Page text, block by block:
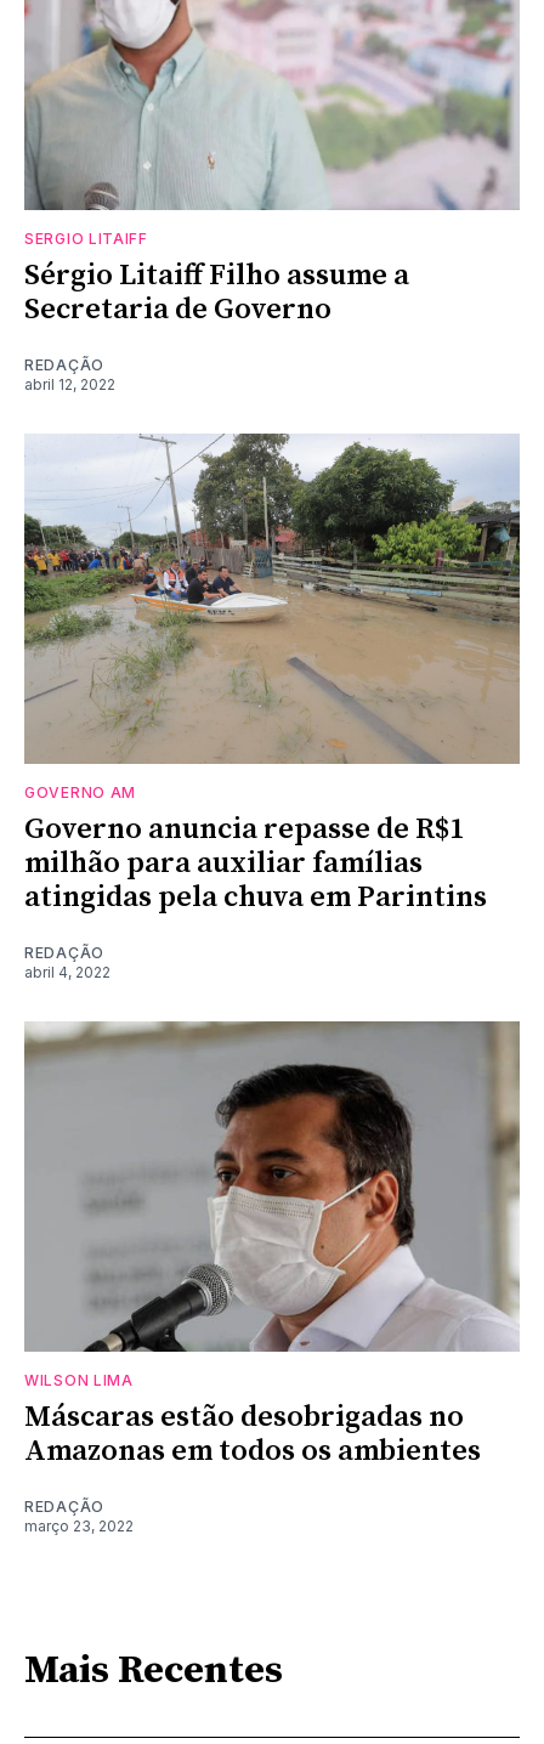
SERGIO LITAIFF
Sérgio Litaiff Filho assume a
Secretaria de Governo
REDAÇÃO
abril 12, 2022
GOVERNO AM
Governo anuncia repasse de R$1
milhão para auxiliar famílias
atingidas pela chuva em Parintins
REDAÇÃO
abril 4, 2022
WILSON LIMA
Máscaras estão desobrigadas no
Amazonas em todos os ambientes
REDAÇÃO
março 23, 2022
Mais Recentes